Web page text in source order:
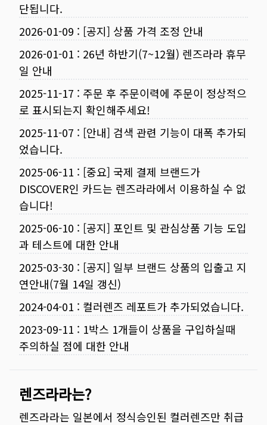
단됩니다.
2026-01-09 : [공지] 상품 가격 조정 안내
2026-01-01 : 26년 하반기(7~12월) 렌즈라라 휴무
일 안내
2025-11-17 : 주문 후 주문이력에 주문이 정상적으
로 표시되는지 확인해주세요!
2025-11-07 : [안내] 검색 관련 기능이 대폭 추가되
었습니다.
2025-06-11 : [중요] 국제 결제 브랜드가
DISCOVER인 카드는 렌즈라라에서 이용하실 수 없
습니다!
2025-06-10 : [공지] 포인트 및 관심상품 기능 도입
과 테스트에 대한 안내
2025-03-30 : [공지] 일부 브랜드 상품의 입출고 지
연안내(7월 14일 갱신)
2024-04-01 : 컬러렌즈 레포트가 추가되었습니다.
2023-09-11 : 1박스 1개들이 상품을 구입하실때
주의하실 점에 대한 안내
렌즈라라는?
렌즈라라는 일본에서 정식승인된 컬러렌즈만 취급